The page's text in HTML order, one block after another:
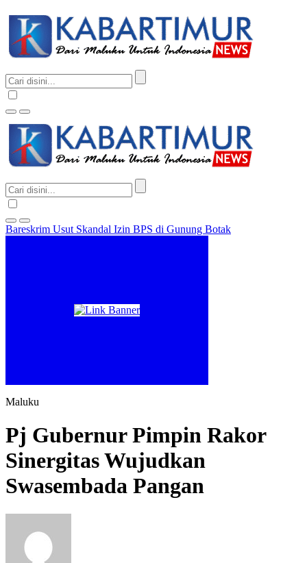
Bareskrim Usut Skandal Izin BPS di Gunung Botak
Maluku
Pj Gubernur Pimpin Rakor
Sinergitas Wujudkan
Swasembada Pangan